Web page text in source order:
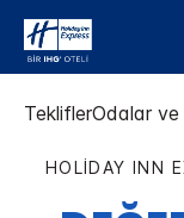
TekliflerOdalar ve
HOLIDAY INN